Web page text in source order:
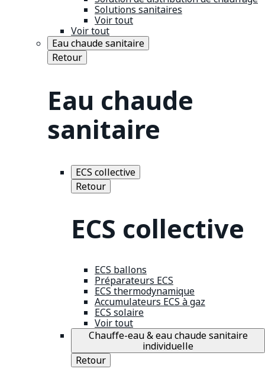
Solutions sanitaires
Voir tout
Voir tout
Eau chaude sanitaire
Retour
Eau chaude
sanitaire
ECS collective
Retour
ECS collective
ECS ballons
Préparateurs ECS
ECS thermodynamique
Accumulateurs ECS à gaz
ECS solaire
Voir tout
Chauffe-eau & eau chaude sanitaire
individuelle
Retour